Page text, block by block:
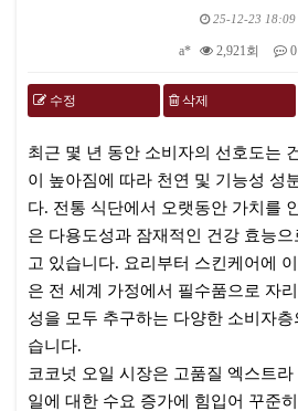
25-12-23 18:09
a* 2,921회
수정 삭제
최근 몇 년 동안 소비자의 선호도는
이 높아짐에 따라 천연 및 기능성 성
다. 전통 식단에서 오랫동안 가치를
은 다용도성과 잠재적인 건강 효능
고 있습니다. 요리부터 스킨케어에
은 전 세계 가정에서 필수품으로 자
성을 모두 추구하는 다양한 소비자
습니다.
코코넛 오일 시장은 고품질 엑스트
일에 대한 수요 증가에 힘입어 꾸준